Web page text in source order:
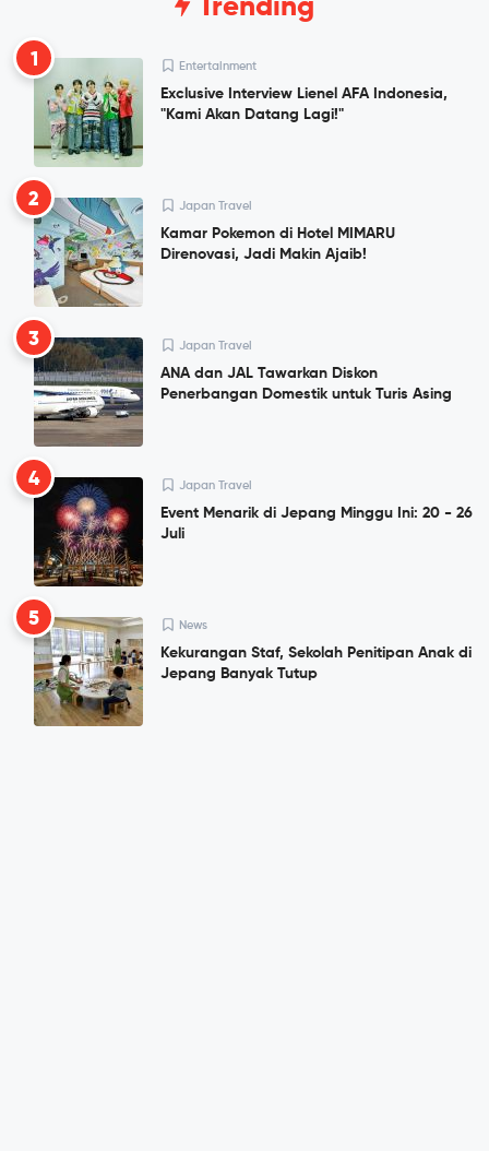
Trending
1 Entertainment
Exclusive Interview Lienel AFA Indonesia,
"Kami Akan Datang Lagi!"
2 Japan Travel
Kamar Pokemon di Hotel MIMARU
Direnovasi, Jadi Makin Ajaib!
3 Japan Travel
ANA dan JAL Tawarkan Diskon
Penerbangan Domestik untuk Turis Asing
4 Japan Travel
Event Menarik di Jepang Minggu Ini: 20 - 26
Juli
5 News
Kekurangan Staf, Sekolah Penitipan Anak di
Jepang Banyak Tutup